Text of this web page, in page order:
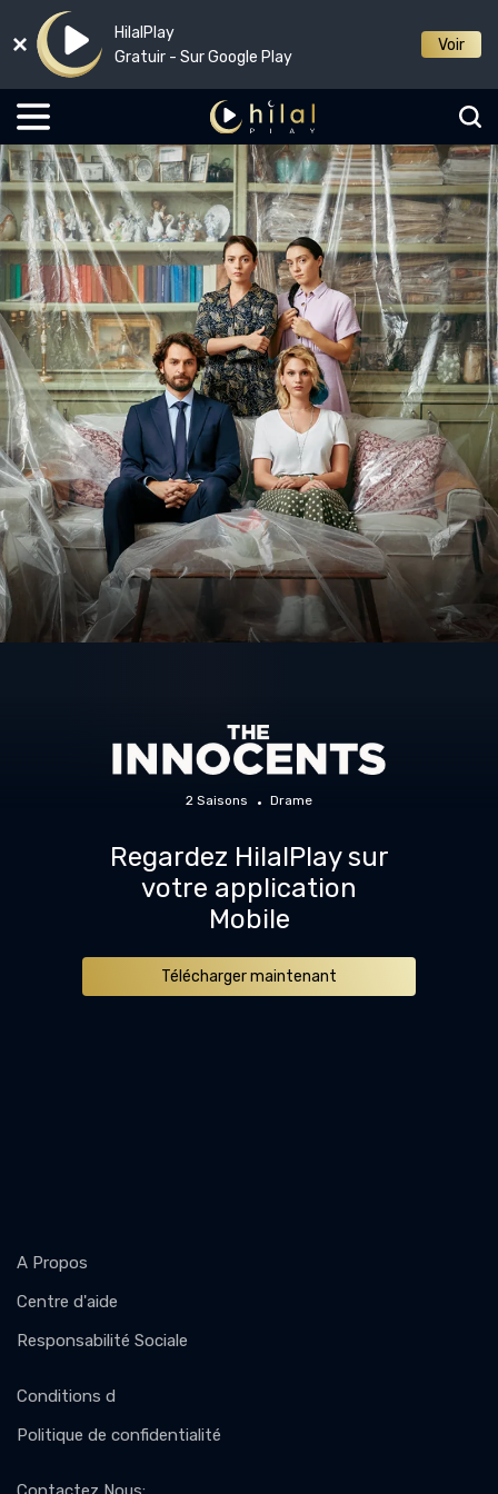
HilalPlay
Gratuir - Sur Google Play
Voir
2 Saisons Drame
Regardez HilalPlay sur
votre application
Mobile
Télécharger maintenant
A Propos
Centre d'aide
Responsabilité Sociale
Conditions d
Politique de confidentialité